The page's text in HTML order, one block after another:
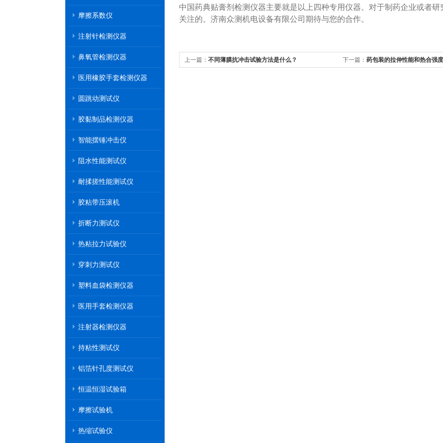
摩擦系数仪
注射针检测仪器
鼻氧管检测仪器
医用橡胶手套检测仪器
圆跳动测试仪
胶黏制品检测仪器
智能摆锤冲击仪
阻水性能测试仪
耐揉搓性能测试仪
胶粘带压滚机
折断力测试仪
热粘拉力试验仪
穿刺力测试仪
塑料血袋检测仪器
医用手套检测仪器
注射器检测仪器
持粘性测试仪
铝箔针孔度测试仪
恒温恒湿试验箱
摩擦试验机
热缩试验仪
中国药典贴膏剂检测仪器主要就是以上四种专用仪器。对于制药企业或者
关注的。济南众测机电设备有限公司期待与您的合作。
上一篇： 不同薄膜抗冲击试验方法是什么？ 下一篇： 药包装的拉伸性能和热合强